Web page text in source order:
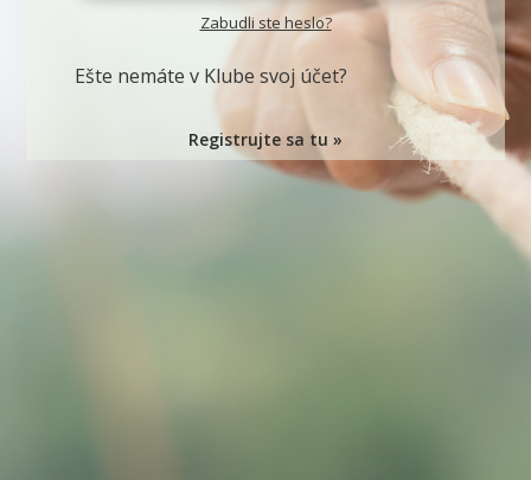
Zabudli ste heslo?
Ešte nemáte v Klube svoj účet?
Registrujte sa tu »